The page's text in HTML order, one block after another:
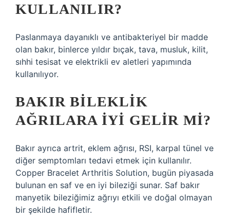
KULLANILIR?
Paslanmaya dayanıklı ve antibakteriyel bir madde
olan bakır, binlerce yıldır bıçak, tava, musluk, kilit,
sıhhi tesisat ve elektrikli ev aletleri yapımında
kullanılıyor.
BAKIR BILEKLIK
AĞRILARA IYI GELIR MI?
Bakır ayrıca artrit, eklem ağrısı, RSI, karpal tünel ve
diğer semptomları tedavi etmek için kullanılır.
Copper Bracelet Arthritis Solution, bugün piyasada
bulunan en saf ve en iyi bileziği sunar. Saf bakır
manyetik bileziğimiz ağrıyı etkili ve doğal olmayan
bir şekilde hafifletir.